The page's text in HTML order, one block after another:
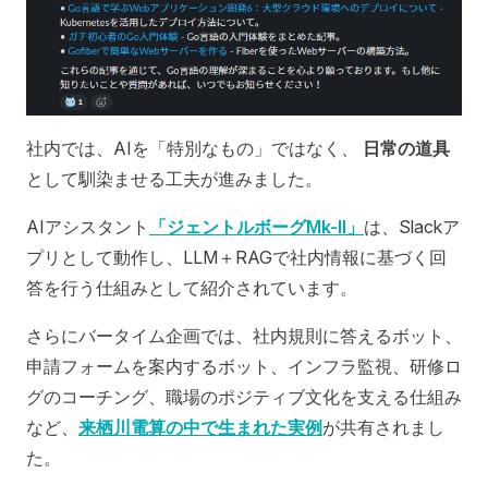
社内では、AIを「特別なもの」ではなく、
日常の道具
として馴染ませる工夫が進みました。
AIアシスタント 「ジェントルボーグMk-II」 は、Slackア
プリとして動作し、LLM＋RAGで社内情報に基づく回
答を行う仕組みとして紹介されています。
さらにバータイム企画では、社内規則に答えるボット、
申請フォームを案内するボット、インフラ監視、研修ロ
グのコーチング、職場のポジティブ文化を支える仕組み
など、 来栖川電算の中で生まれた実例 が共有されまし
た。